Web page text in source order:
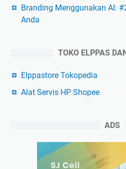
Branding Menggunakan AI:
Anda
TOKO ELPPAS
Elppastore Tokopedia
Alat Servis HP Shopee
ADS